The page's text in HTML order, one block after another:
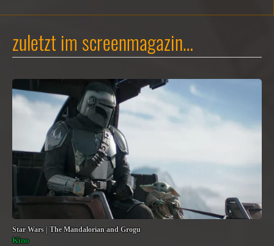
zuletzt im screenmagazin…
Star Wars | The Mandalorian and Grogu
Kino